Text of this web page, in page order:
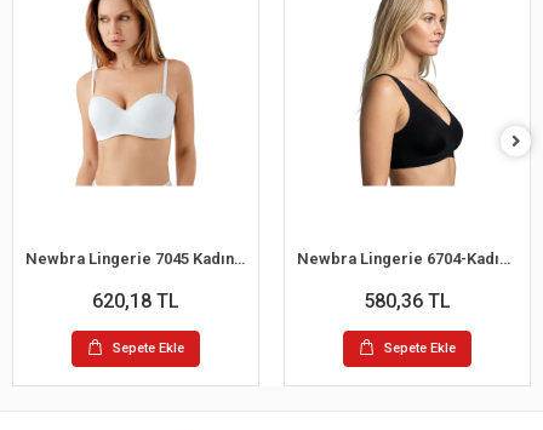
Newbra Lingerie 7045 Kadın Desteksiz B Cup Dantelli Sutyen
620,18 TL
Sepete Ekle
Newbra Lingerie 6704-Kadın Desteksiz B Cup Hayalet Sutyen
580,36 TL
Sepete Ekle